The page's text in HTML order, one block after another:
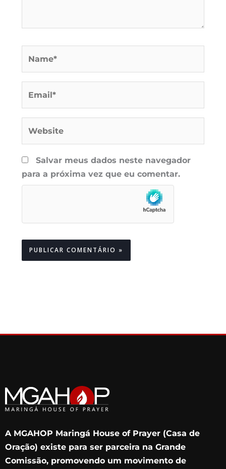
Salvar meus dados neste navegador
para a próxima vez que eu comentar.
A MGAHOP Maringá House of Prayer (Casa de
Oração) existe para ser parceira na Grande
Comissão, promovendo um movimento de